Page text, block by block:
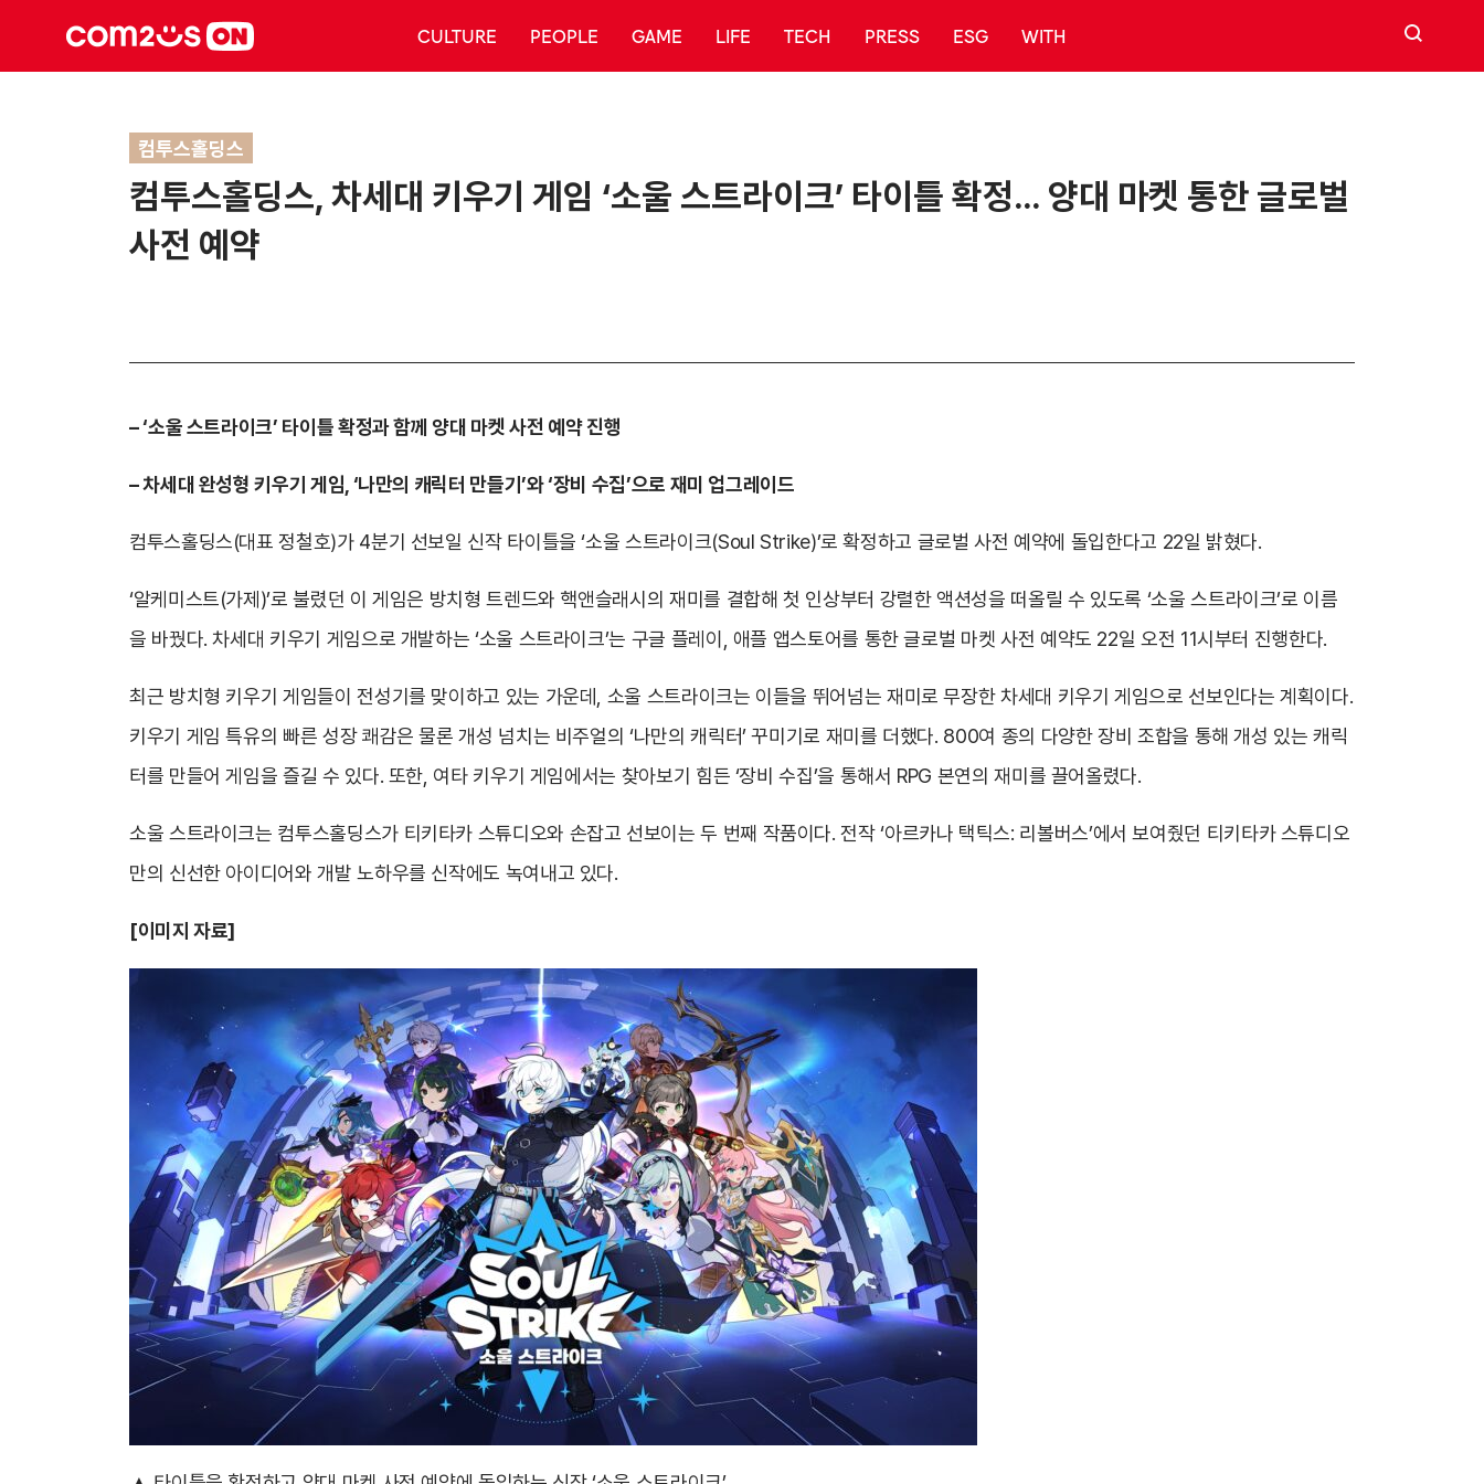
CULTURE PEOPLE GAME LIFE TECH PRESS ESG WITH 검색
컴투스홀딩스
컴투스홀딩스, 차세대 키우기 게임 ‘소울 스트라이크’ 타이틀 확정… 양대 마켓 통한 글로벌
사전 예약
– ‘소울 스트라이크’ 타이틀 확정과 함께 양대 마켓 사전 예약 진행
– 차세대 완성형 키우기 게임, ‘나만의 캐릭터 만들기’와 ‘장비 수집’으로 재미 업그레이드
컴투스홀딩스(대표 정철호)가 4분기 선보일 신작 타이틀을 ‘소울 스트라이크(Soul Strike)’로 확정하고 글로벌 사전 예약에 돌입한다고 22일 밝혔다.
‘알케미스트(가제)’로 불렸던 이 게임은 방치형 트렌드와 핵앤슬래시의 재미를 결합해 첫 인상부터 강렬한 액션성을 떠올릴 수 있도록 ‘소울 스트라이크’로 이름
을 바꿨다. 차세대 키우기 게임으로 개발하는 ‘소울 스트라이크’는 구글 플레이, 애플 앱스토어를 통한 글로벌 마켓 사전 예약도 22일 오전 11시부터 진행한다.
최근 방치형 키우기 게임들이 전성기를 맞이하고 있는 가운데, 소울 스트라이크는 이들을 뛰어넘는 재미로 무장한 차세대 키우기 게임으로 선보인다는 계획이다.
키우기 게임 특유의 빠른 성장 쾌감은 물론 개성 넘치는 비주얼의 ‘나만의 캐릭터’ 꾸미기로 재미를 더했다. 800여 종의 다양한 장비 조합을 통해 개성 있는 캐릭
터를 만들어 게임을 즐길 수 있다. 또한, 여타 키우기 게임에서는 찾아보기 힘든 ‘장비 수집’을 통해서 RPG 본연의 재미를 끌어올렸다.
소울 스트라이크는 컴투스홀딩스가 티키타카 스튜디오와 손잡고 선보이는 두 번째 작품이다. 전작 ‘아르카나 택틱스: 리볼버스’에서 보여줬던 티키타카 스튜디오
만의 신선한 아이디어와 개발 노하우를 신작에도 녹여내고 있다.
[이미지 자료]